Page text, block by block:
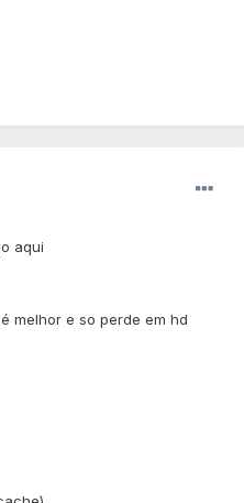
aqui
melhor e so perde em hd